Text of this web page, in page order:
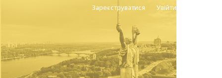
Зареєструватися Увійти